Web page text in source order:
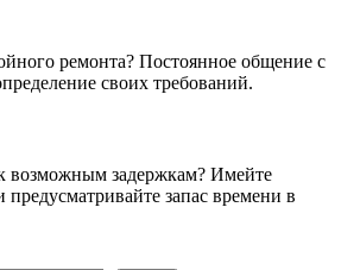
ремонта? Постоянное общение с
своих требований.
возможным задержкам? Имейте
запас времени в